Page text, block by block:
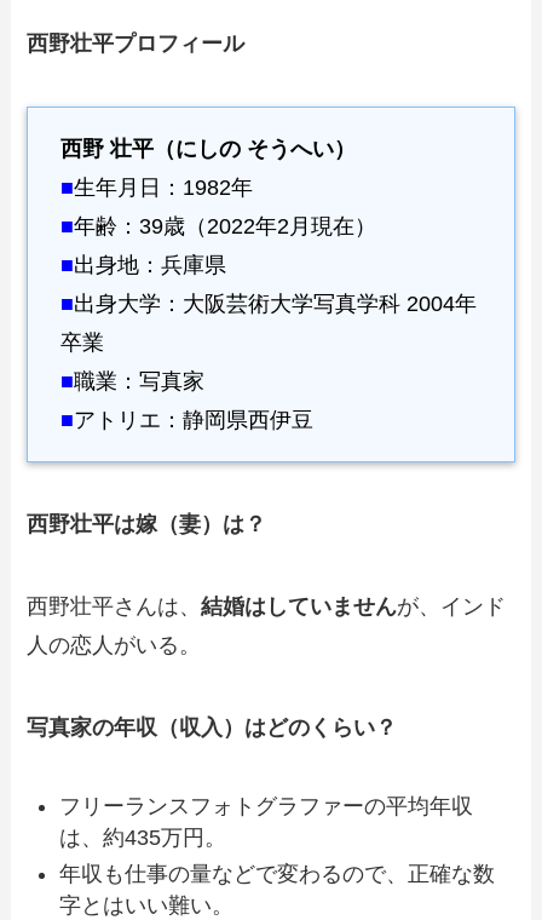
西野壮平プロフィール
西野 壮平（にしの そうへい）
■生年月日：1982年
■年齢：39歳（2022年2月現在）
■出身地：兵庫県
■出身大学：大阪芸術大学写真学科 2004年
卒業
■職業：写真家
■アトリエ：静岡県西伊豆
西野壮平は嫁（妻）は？
西野壮平さんは、結婚はしていませんが、インド
人の恋人がいる。
写真家の年収（収入）はどのくらい？
フリーランスフォトグラファーの平均年収
は、約435万円。
年収も仕事の量などで変わるので、正確な数
字とはいい難い。